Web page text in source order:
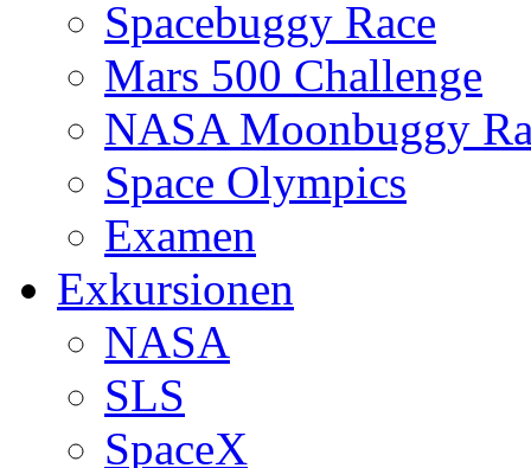
Spacebuggy Race
Mars 500 Challenge
NASA Moonbuggy
Space Olympics
Examen
Exkursionen
NASA
SLS
SpaceX